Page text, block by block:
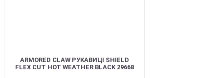
ARMORED CLAW РУКАВИЦІ SHIELD
FLEX CUT HOT WEATHER BLACK 29668